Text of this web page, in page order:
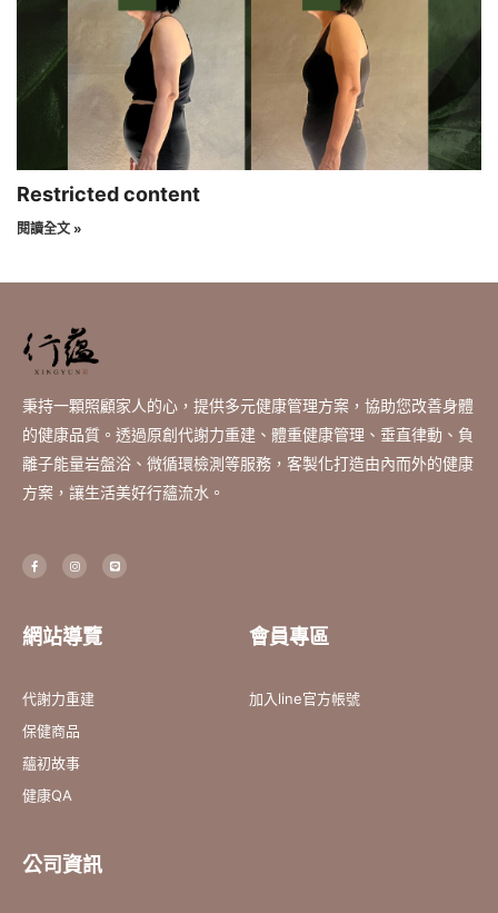
Restricted content
閱讀全文 »
秉持一顆照顧家人的心，提供多元健康管理方案，協助您改善身體
的健康品質。透過原創代謝力重建、體重健康管理、垂直律動、負
離子能量岩盤浴、微循環檢測等服務，客製化打造由內而外的健康
方案，讓生活美好行蘊流水。
F
a
c
k
-
I
n
s
a
m
L
i
n
網站導覽
代謝力重建
保健商品
蘊初故事
健康QA
會員專區
加入line官方帳號
公司資訊